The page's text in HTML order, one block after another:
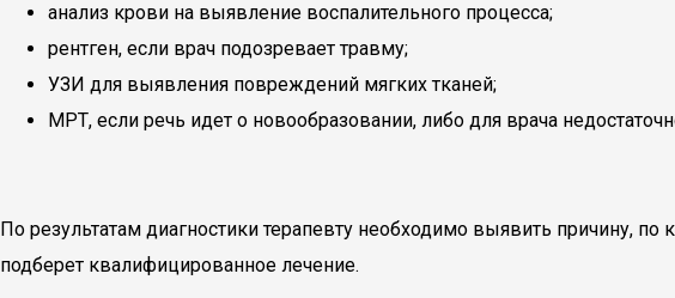
анализ крови на выявление воспалительного процесса;
рентген, если врач подозревает травму;
УЗИ для выявления повреждений мягких тканей;
МРТ, если речь идет о новообразовании, либо для врача
По результатам диагностики терапевту необходимо выявить причину,
подберет квалифицированное лечение.